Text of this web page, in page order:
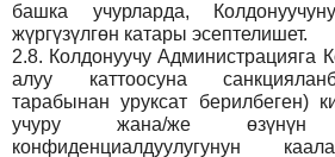
башка учурларда,
жүргүзүлгөн катары эсептелишет.
2.8. Колдонуучу Администрацияга
алуу каттоосуна
тарабынан уруксат берилбеген)
учуру жана/же
конфиденциалдуулугунун